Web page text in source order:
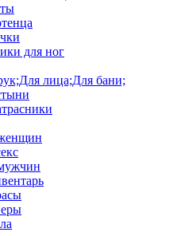
для ног
лица;Для бани;